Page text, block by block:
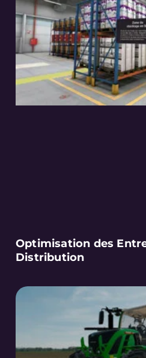
Optimisation des
Distribution